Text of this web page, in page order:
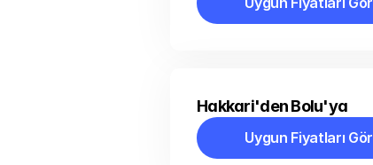
Uygun Fiyatları Gör
Hakkari'den Bolu'ya
Uygun Fiyatları Gör
Uygun Fiyatları Gör